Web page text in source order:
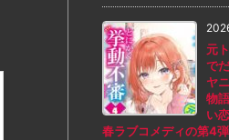
元
で
ヤ
物
い
春ラブコメディの第4弾